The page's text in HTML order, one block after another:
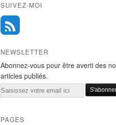
SUIVEZ-MOI
NEWSLETTER
Abonnez-vous pour être averti des
articles publiés.
Email
PAGES